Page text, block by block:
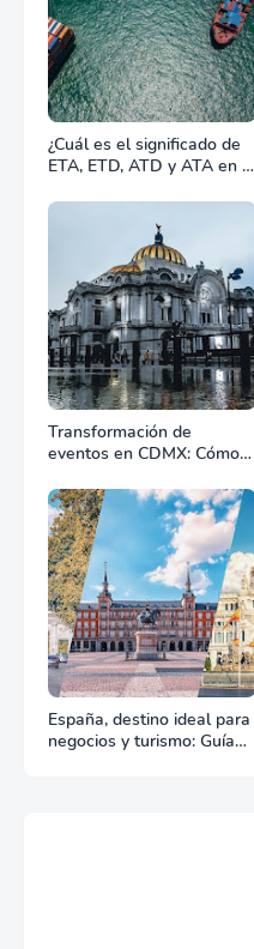
¿Cuál es el significado de
ETA, ETD, ATD y ATA en el
Transformación de
eventos en CDMX: Cómo
equipos define el éxito de
tu celebración
España, destino ideal para
negocios y turismo: Guía